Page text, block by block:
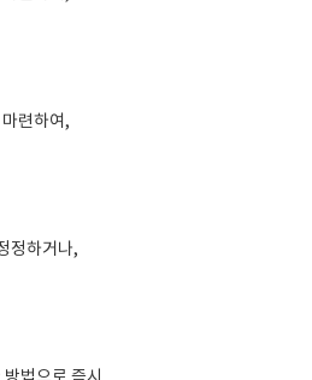
련하여,
정하거나,